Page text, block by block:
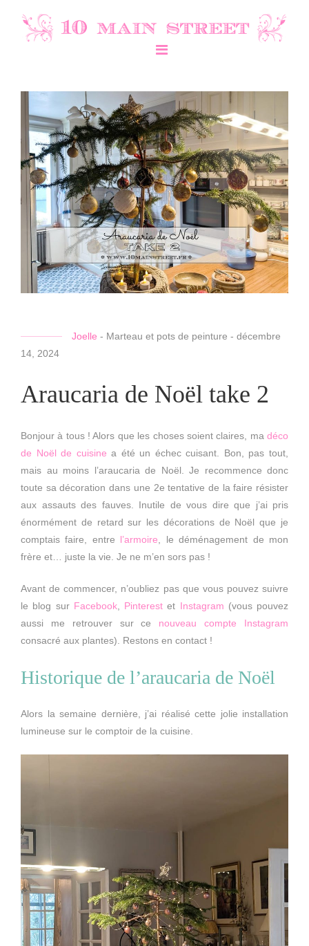
Joelle - Marteau et pots de peinture - décembre
14, 2024
Araucaria de Noël take 2
Bonjour à tous ! Alors que les choses soient claires, ma déco
de Noël de cuisine a été un échec cuisant. Bon, pas tout,
mais au moins l’araucaria de Noël. Je recommence donc
toute sa décoration dans une 2e tentative de la faire résister
aux assauts des fauves. Inutile de vous dire que j’ai pris
énormément de retard sur les décorations de Noël que je
comptais faire, entre l’armoire , le déménagement de mon
frère et… juste la vie. Je ne m’en sors pas !
Avant de commencer, n’oubliez pas que vous pouvez suivre
le blog sur Facebook, Pinterest et Instagram (vous pouvez
aussi me retrouver sur ce nouveau compte Instagram
consacré aux plantes). Restons en contact !
Historique de l’araucaria de Noël
Alors la semaine dernière, j’ai réalisé cette jolie installation
lumineuse sur le comptoir de la cuisine.